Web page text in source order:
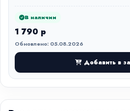
В наличии
1 790 р
Обновлено: 05.08.2026
Добавить в